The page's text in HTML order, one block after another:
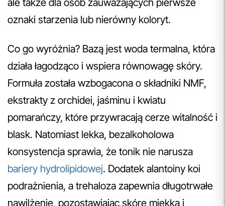
ale także dla osób zauważających pierwsze
oznaki starzenia lub nierówny koloryt.
Co go wyróżnia? Bazą jest woda termalna, która
działa łagodząco i wspiera równowagę skóry.
Formuła została wzbogacona o składniki NMF,
ekstrakty z orchidei, jaśminu i kwiatu
pomarańczy, które przywracają cerze witalność i
blask. Natomiast lekka, bezalkoholowa
konsystencja sprawia, że tonik nie narusza
bariery hydrolipidowej. Dodatek alantoiny koi
podrażnienia, a trehaloza zapewnia długotrwałe
nawilżenie, pozostawiając skórę miękką i